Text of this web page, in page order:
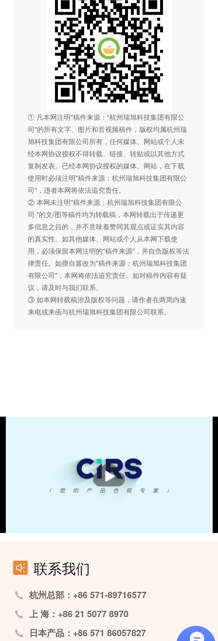
① 凡本网注明"稿件来源：“杭州瑞旭科技集团有限公
司"的所有文字、图片和音视频稿件，版权均属杭州瑞
旭科技集团有限公司所有，任何媒体、网站或个人未
经本网协议授权不得转载、链接、转贴或以其他方式
复制发表。已经本网协议授权的媒体、网站，在下载
使用时必须注明"稿件来源：杭州瑞旭科技集团有限公
司"，违者本网将依法追究责任。
② 本网未注明"稿件来源：杭州瑞旭科技集团有限公
司 "的文/图等稿件均为转载稿，本网转载出于传递更
多信息之目的，并不意味着赞同其观点或证实其内容
的真实性。如其他媒体、网站或个人从本网下载使
用，必须保留本网注明的"稿件来源"，并自负版权等法
律责任。如擅自篡改为"稿件来源：杭州瑞旭科技集团
有限公司"，本网将依法追究责任。如对稿件内容有疑
议，请及时与我们联系。
③ 如本网转载稿涉及版权等问题，请作者在两周内速
来电或来函与杭州瑞旭科技集团有限公司联系。
播
放
联系我们
杭州总部：+86 571-89716577
上 海：+86 21 5077 8970
日本产品：+86 571 86057827